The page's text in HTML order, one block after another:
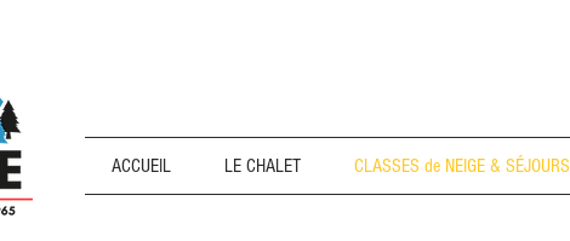
ACCUEIL LE CHALET CLASSES de NEIGE & SÉJOURS